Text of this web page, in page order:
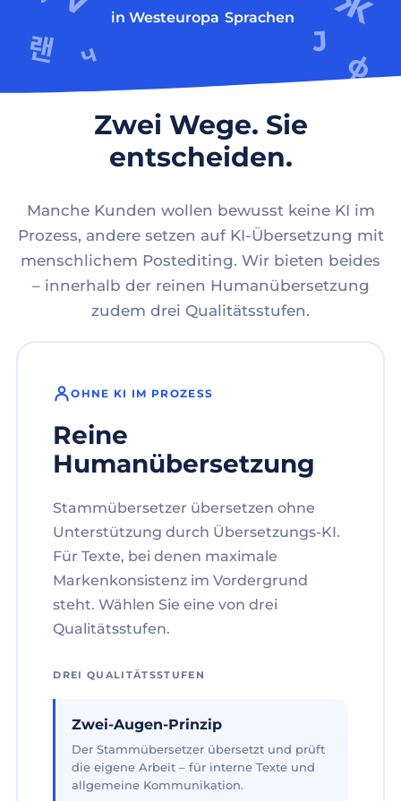
in Westeuropa Sprachen
Zwei Wege. Sie
entscheiden.
Manche Kunden wollen bewusst keine KI im
Prozess, andere setzen auf KI-Übersetzung mit
menschlichem Postediting. Wir bieten beides
– innerhalb der reinen Humanübersetzung
zudem drei Qualitätsstufen.
OHNE KI IM PROZESS
Reine
Humanübersetzung
Stammübersetzer übersetzen ohne
Unterstützung durch Übersetzungs-KI.
Für Texte, bei denen maximale
Markenkonsistenz im Vordergrund
steht. Wählen Sie eine von drei
Qualitätsstufen.
DREI QUALITÄTSSTUFEN
Zwei-Augen-Prinzip
Der Stammübersetzer übersetzt und prüft
die eigene Arbeit – für interne Texte und
allgemeine Kommunikation.